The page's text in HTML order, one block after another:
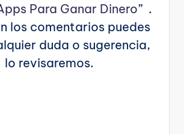
Para Ganar Dinero” .
los comentarios puedes
duda o sugerencia,
lo revisaremos.